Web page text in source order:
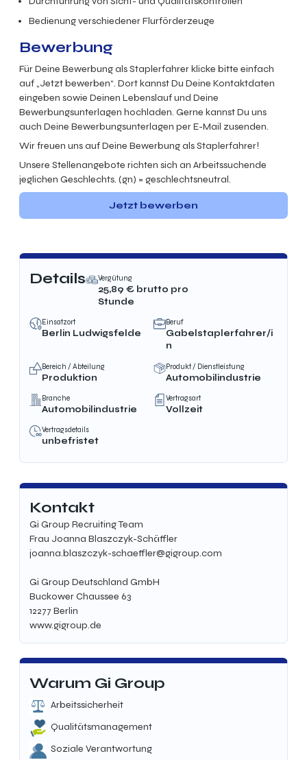
Bedienung verschiedener Flurförderzeuge
Bewerbung
Für Deine Bewerbung als Staplerfahrer klicke bitte einfach
auf „Jetzt bewerben“. Dort kannst Du Deine Kontaktdaten
eingeben sowie Deinen Lebenslauf und Deine
Bewerbungsunterlagen hochladen. Gerne kannst Du uns
auch Deine Bewerbungsunterlagen per E-Mail zusenden.
Wir freuen uns auf Deine Bewerbung als Staplerfahrer!
Unsere Stellenangebote richten sich an Arbeitssuchende
jeglichen Geschlechts. (gn) = geschlechtsneutral.
Jetzt bewerben
Details Vergütung
25,89 € brutto pro
Stunde
Einsatzort
Berlin Ludwigsfelde
Beruf
Gabelstaplerfahrer/i
n
Bereich / Abteilung
Produktion
Produkt / Dienstleistung
Automobilindustrie
Branche
Automobilindustrie
Vertragsart
Vollzeit
Vertragsdetails
unbefristet
Kontakt
Gi Group Recruiting Team
Frau Joanna Blaszczyk-Schäffler
joanna.blaszczyk-schaeffler@gigroup.com
Gi Group Deutschland GmbH
Buckower Chaussee 63
12277 Berlin
www.gigroup.de
Warum Gi Group
Arbeitssicherheit
Qualitätsmanagement
Soziale Verantwortung